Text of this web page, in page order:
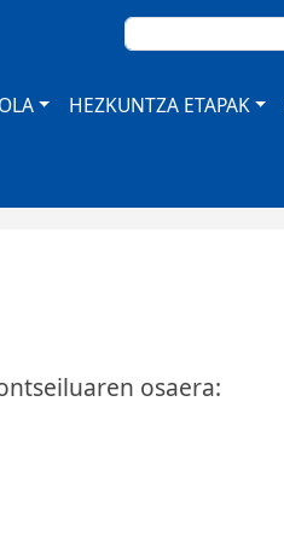
BILATU
HEZKUNTZA ETAPAK
osaera: